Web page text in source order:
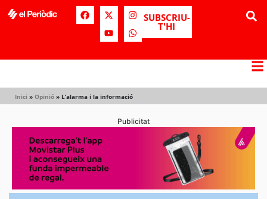
SUBSCRIU-
T'HI
Inici » Opinió » L’alarma i la informació
Publicitat